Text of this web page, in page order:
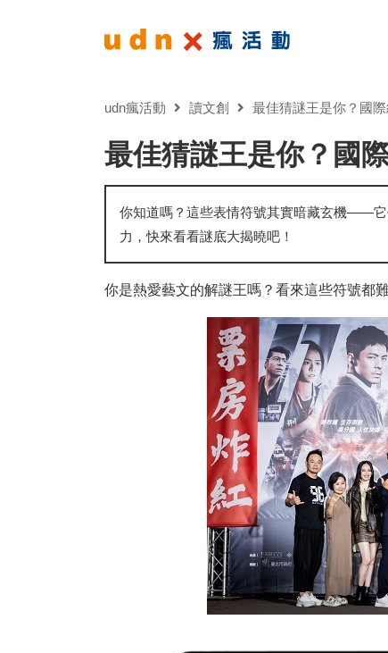
udn瘋活動 讀文創 最佳猜謎王是你？國
最佳猜謎王是你？國
你知道嗎？這些表情符號其實暗藏玄機——
力，快來看看謎底大揭曉吧！
你是熱愛藝文的解謎王嗎？看來這些符號都